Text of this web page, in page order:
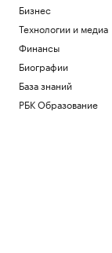
Бизнес
Технологии и медиа
Финансы
Биографии
База знаний
РБК Образование